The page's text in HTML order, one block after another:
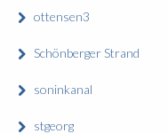
ottensen3
Schönberger Strand
soninkanal
stgeorg